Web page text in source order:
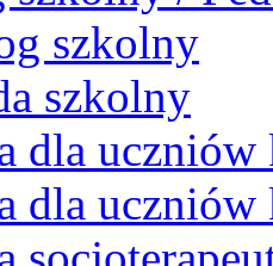
szkolny
szkolny
dla uczniów
dla